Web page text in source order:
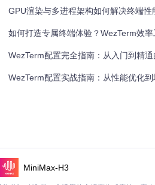
代传统的tmux配置，提供更原生的体验
GPU渲染与多进程架构如何解决终端性能瓶颈？
如何打造专属终端体验？WezTerm效
WezTerm配置完全指南：从入门到精
WezTerm配置实战指南：从性能优化
MiniMax-H3